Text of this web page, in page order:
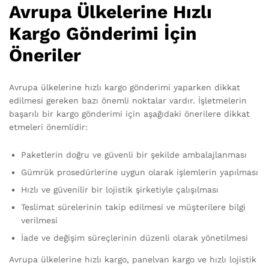
Avrupa Ülkelerine Hızlı
Kargo Gönderimi İçin
Öneriler
Avrupa ülkelerine hızlı kargo gönderimi yaparken dikkat
edilmesi gereken bazı önemli noktalar vardır. İşletmelerin
başarılı bir kargo gönderimi için aşağıdaki önerilere dikkat
etmeleri önemlidir:
Paketlerin doğru ve güvenli bir şekilde ambalajlanması
Gümrük prosedürlerine uygun olarak işlemlerin yapılması
Hızlı ve güvenilir bir lojistik şirketiyle çalışılması
Teslimat sürelerinin takip edilmesi ve müşterilere bilgi
verilmesi
İade ve değişim süreçlerinin düzenli olarak yönetilmesi
Avrupa ülkelerine hızlı kargo, panelvan kargo ve hızlı lojistik